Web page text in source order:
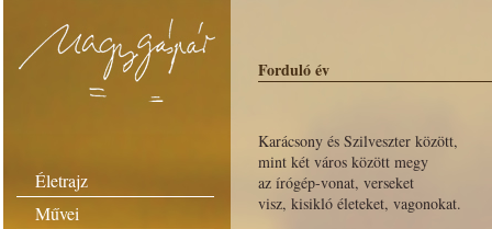
Életrajz
Művei
Forduló év
Karácsony és Szilveszter között,
mint két város között megy
az írógép-vonat, verseket
visz, kisikló életeket, vagonokat.